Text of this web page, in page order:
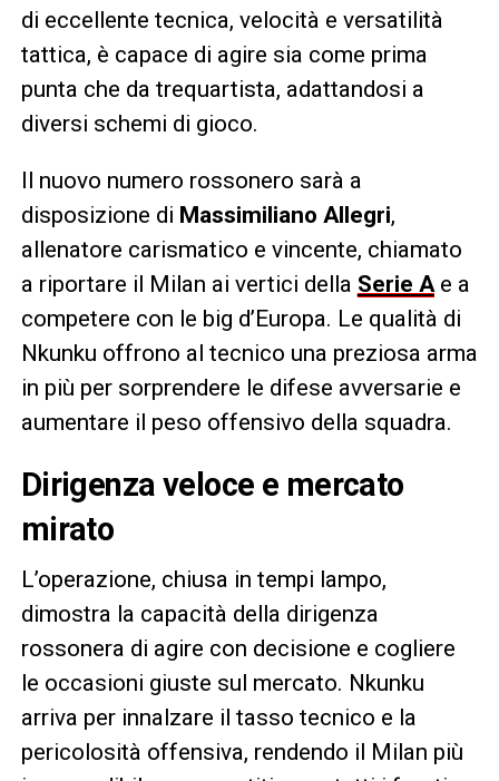
di eccellente tecnica, velocità e versatilità
tattica, è capace di agire sia come prima
punta che da trequartista, adattandosi a
diversi schemi di gioco.
Il nuovo numero rossonero sarà a
disposizione di Massimiliano Allegri,
allenatore carismatico e vincente, chiamato
a riportare il Milan ai vertici della Serie Ae a
competere con le big d’Europa. Le qualità di
Nkunku offrono al tecnico una preziosa arma
in più per sorprendere le difese avversarie e
aumentare il peso offensivo della squadra.
Dirigenza veloce e mercato
mirato
L’operazione, chiusa in tempi lampo,
dimostra la capacità della dirigenza
rossonera di agire con decisione e cogliere
le occasioni giuste sul mercato. Nkunku
arriva per innalzare il tasso tecnico e la
pericolosità offensiva, rendendo il Milan più